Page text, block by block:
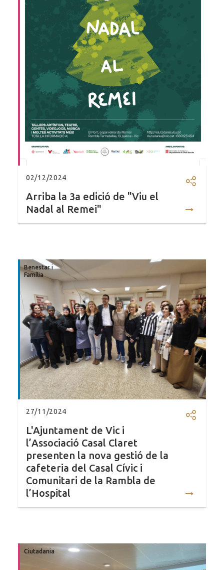
02/12/2024
Arriba la 3a edició de "Viu el
Nadal al Remei"
Benestar i
Família
27/11/2024
L'Ajuntament de Vic i
l’Associació Casal Claret
presenten la nova gestió de la
cafeteria del Casal Cívic i
Comunitari de la Rambla de
l’Hospital
Ciutadania